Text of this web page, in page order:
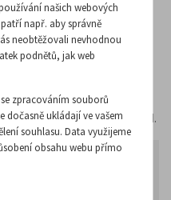
počítače. V nabídce
počítačů, serverů a pod.
našich webových
např. aby správně
neobtěžovali nevhodnou
podnětů, jak web
zpracováním souborů
dočasně ukládají ve vašem
souhlasu. Data využijeme
obsahu webu přímo